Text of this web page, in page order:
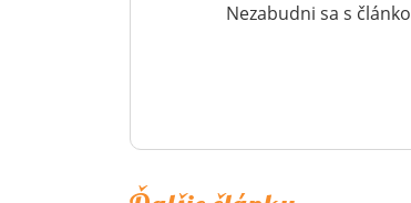
Nezabudni sa s